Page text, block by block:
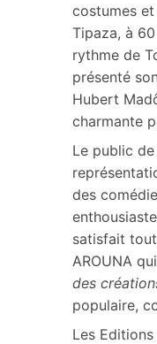
costumes
Tipaza, à
rythme de
présenté
Hubert
charmante
Le public
des
satisfait
AROUNA
des
populaire,
Les